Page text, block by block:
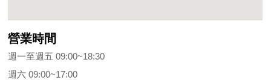
營業時間
週一至週五 09:00~18:30
週六 09:00~17:00